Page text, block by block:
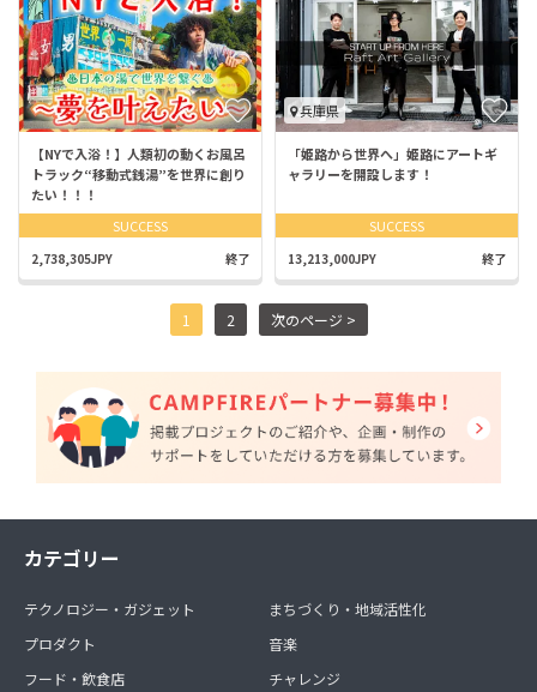
【NYで入浴！】人類初の動くお風呂
トラック“移動式銭湯”を世界に創り
たい！！！
SUCCESS
2,738,305JPY 終了
兵庫県
「姫路から世界へ」姫路にアートギ
ャラリーを開設します！
SUCCESS
13,213,000JPY 終了
1 2 次のページ >
カテゴリー
テクノロジー・ガジェット
プロダクト
フード・飲食店
まちづくり・地域活性化
音楽
チャレンジ